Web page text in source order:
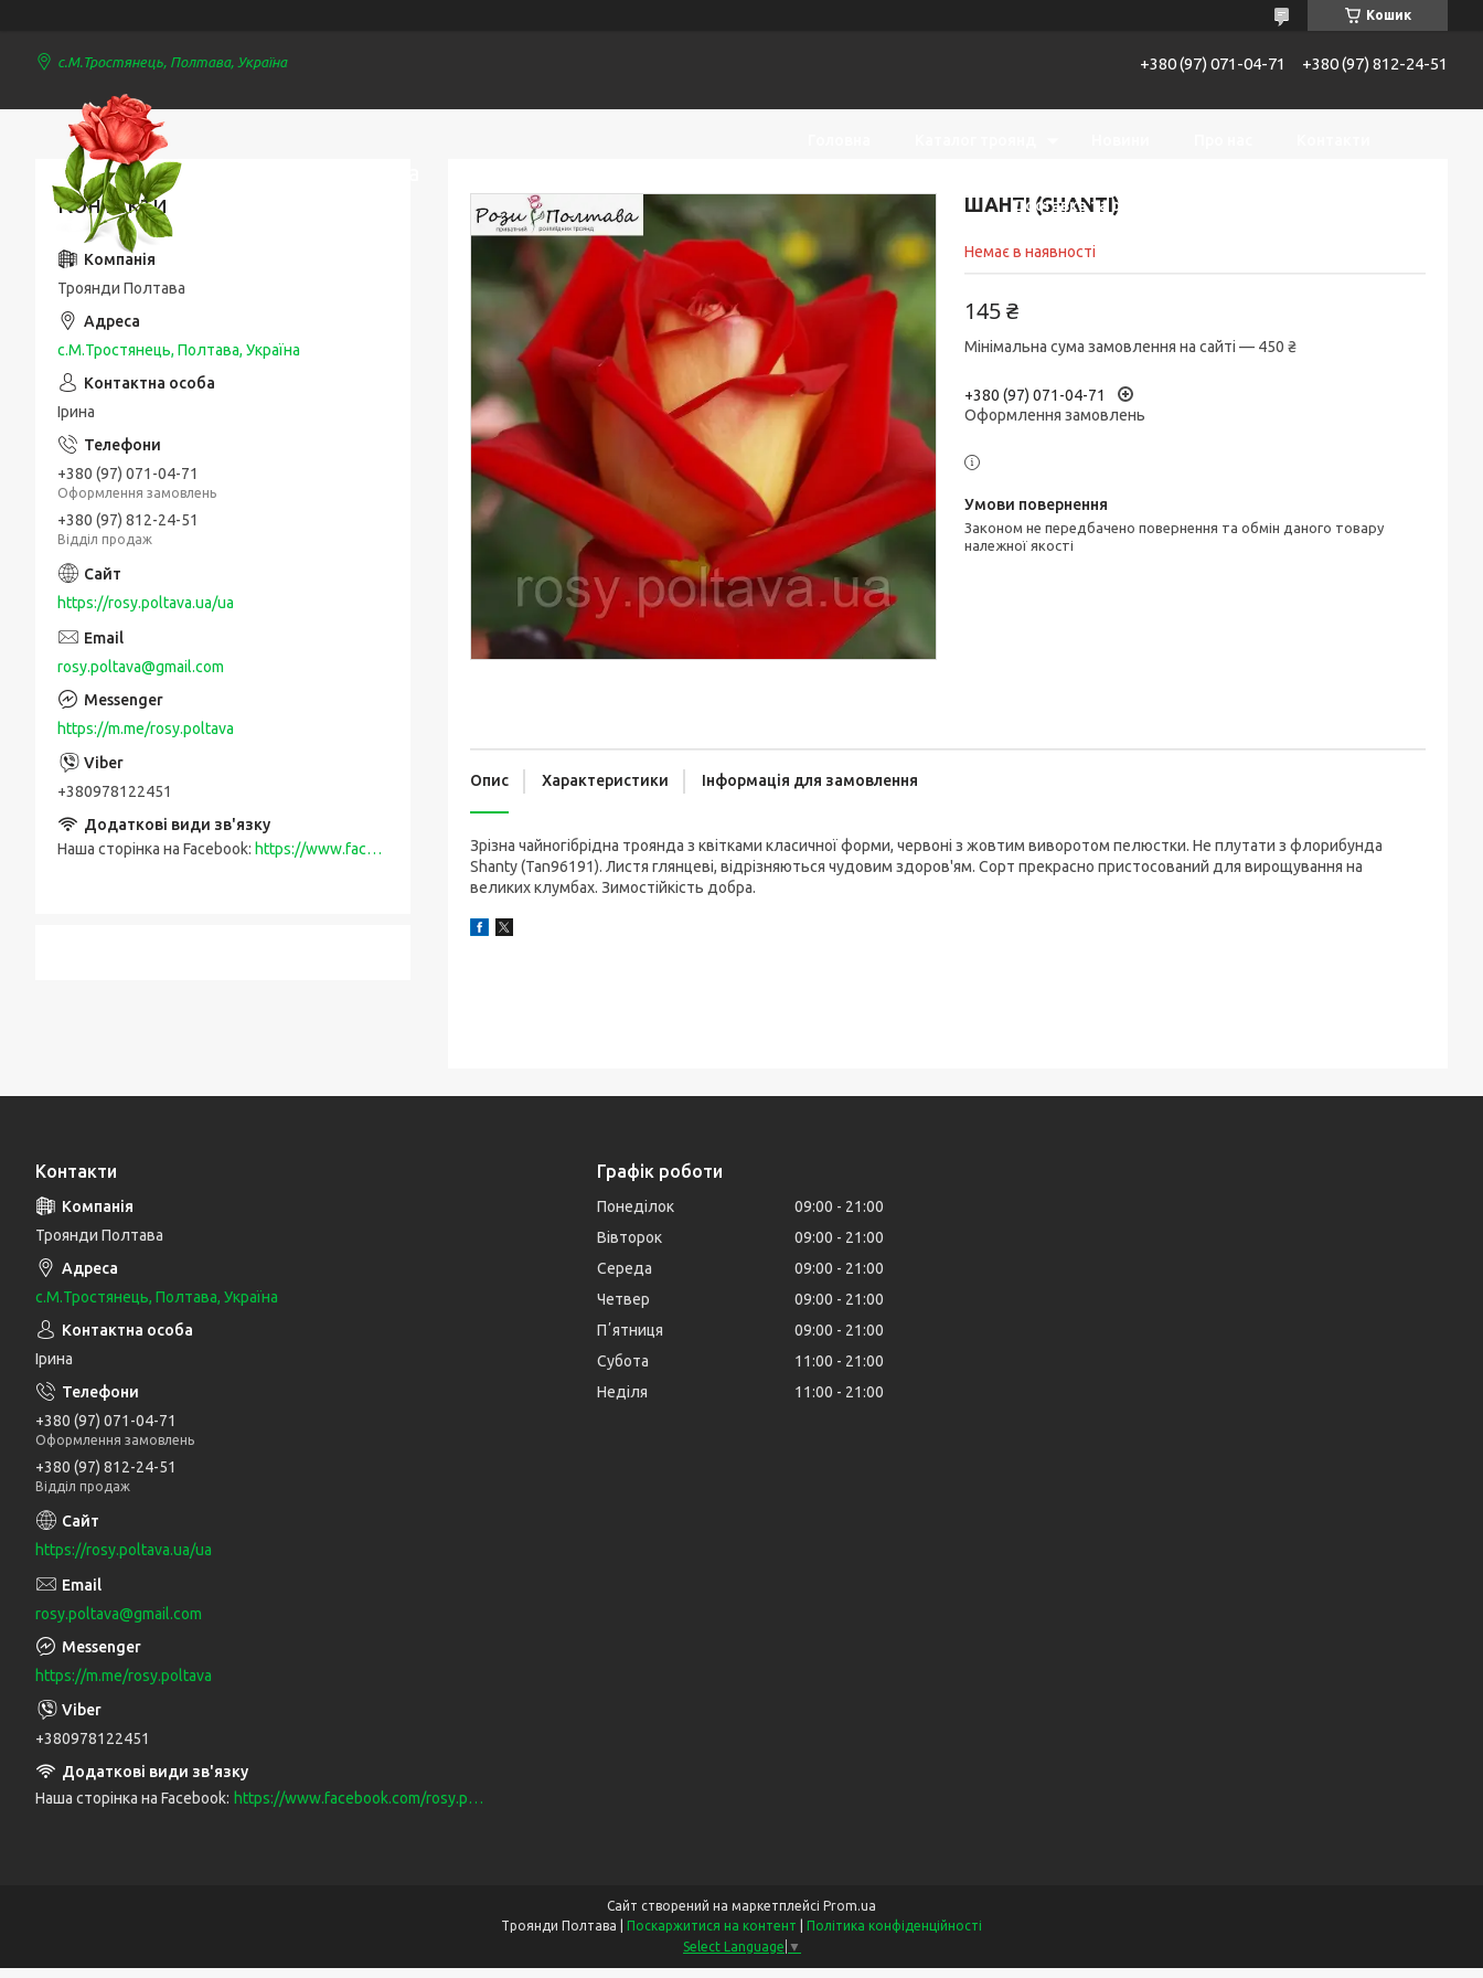
Кошик
с.М.Тростянець, Полтава, Україна +380 (97) 071-04-71 +380 (97) 812-24-51
Доставка та оплата
ШАНТІ (SHANTI)
Немає в наявності
145 ₴
Мінімальна сума замовлення на сайті — 450 ₴
+380 (97) 071-04-71
Оформлення замовлень
Законом не передбачено повернення та обмін даного товару
належної якості
Опис Характеристики Інформація для замовлення
Зрізна чайногібрідна троянда з квітками класичної форми, червоні з жовтим виворотом пелюстки. Не плутати з флорибунда
Shanty (Tan96191). Листя глянцеві, відрізняються чудовим здоров'ям. Сорт прекрасно пристосований для вирощування на
великих клумбах. Зимостійкість добра.
Контакти
Троянди Полтава
с.М.Тростянець, Полтава, Україна
Ірина
+380 (97) 071-04-71
Оформлення замовлень
+380 (97) 812-24-51
Відділ продаж
https://rosy.poltava.ua/ua
rosy.poltava@gmail.com
https://m.me/rosy.poltava
+380978122451
Наша сторінка на Facebook https://www.facebook.com/rosy.poltava
Контакти
Троянди Полтава
с.М.Тростянець, Полтава, Україна
Ірина
+380 (97) 071-04-71
Оформлення замовлень
+380 (97) 812-24-51
Відділ продаж
https://rosy.poltava.ua/ua
rosy.poltava@gmail.com
https://m.me/rosy.poltava
+380978122451
Наша сторінка на Facebook https://www.facebook.com/rosy.poltava
Графік роботи
Понеділок 09:00
21:00
Вівторок
09:00
21:00
Середа
09:00
21:00
Четвер
09:00
21:00
Пʼятниця
09:00
21:00
Субота
11:00
21:00
Неділя
11:00 21:00
Сайт створений на маркетплейсі Prom.ua
Поскаржитися на контент
Політика конфіденційності
Select Language ▼